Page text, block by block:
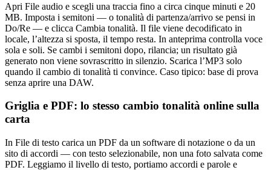
Apri File audio e scegli una traccia fino a circa cinque minuti e 20
MB. Imposta i semitoni — o tonalità di partenza/arrivo se pensi in
Do/Re — e clicca Cambia tonalità. Il file viene decodificato in
locale, l’altezza si sposta, il tempo resta. In anteprima controlla voce
sola e soli. Se cambi i semitoni dopo, rilancia; un risultato già
generato non viene sovrascritto in silenzio. Scarica l’MP3 solo
quando il cambio di tonalità ti convince. Caso tipico: base di prova
senza aprire una DAW.
Griglia e PDF: lo stesso cambio tonalità online sulla
carta
In File di testo carica un PDF da un software di notazione o da un
sito di accordi — con testo selezionabile, non una foto salvata come
PDF. Leggiamo il livello di testo, portiamo accordi e parole e